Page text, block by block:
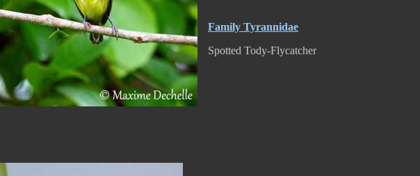
Family Tyrannidae
Spotted Tody-Flycatcher